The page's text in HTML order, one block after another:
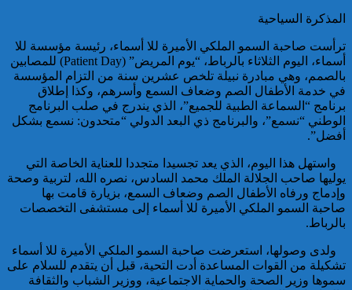
عرفتها منطقة سيدي الطيبي
موظف أمن يتقدم بشكاية لدى
الوكيل العام للملك بمحكمة
الاستئناف بالدار البيضاء على
خلفية ادعاءات وهمية وجرائم
مزعومة نسبها له حساب على
شبكات التواصل الاجتماعي
كاريكاتير
كاريكاتير
المذكرة السياحية
ترأست صاحبة السمو الملكي الأميرة للا أسماء، رئيسة مؤسسة للا
أسماء، اليوم الثلاثاء بالرباط، “يوم المريض” (Patient Day) للمصابين
بالصمم، وهي مبادرة نبيلة تلخص عشرين سنة من التزام المؤسسة
في خدمة الأطفال الصم وضعاف السمع وأسرهم، وكذا إطلاق
برنامج “السماعة الطبية للجميع”، الذي يندرج في صلب البرنامج
الوطني “نسمع”، والبرنامج ذي البعد الدولي “متحدون: نسمع بشكل
أفضل”.
واستهل هذا اليوم، الذي يعد تجسيدا متجددا للعناية الخاصة التي
يوليها صاحب الجلالة الملك محمد السادس، نصره الله، لتربية وصحة
وإدماج ورفاه الأطفال الصم وضعاف السمع، بزيارة قامت بها
صاحبة السمو الملكي الأميرة للا أسماء إلى مستشفى التخصصات
بالرباط.
ولدى وصولها، استعرضت صاحبة السمو الملكي الأميرة للا أسماء
تشكيلة من القوات المساعدة أدت التحية، قبل أن يتقدم للسلام على
سموها وزير الصحة والحماية الاجتماعية، ووزير الشباب والثقافة